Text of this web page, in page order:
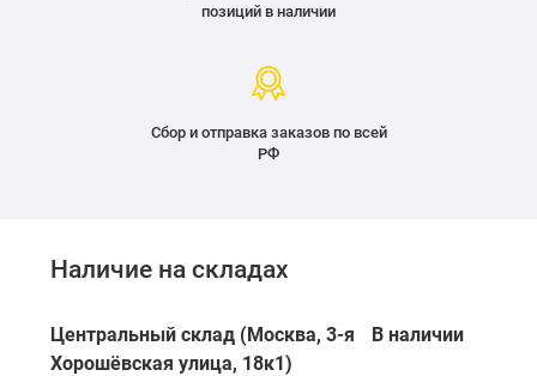
позиций в наличии
Сбор и отправка заказов по всей
РФ
Наличие на складах
Центральный склад (Москва, 3-я
Хорошёвская улица, 18к1)
В наличии